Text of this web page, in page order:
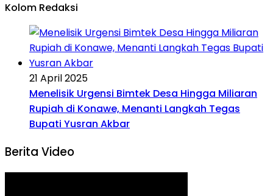
Kolom Redaksi
21 April 2025
Menelisik Urgensi Bimtek Desa Hingga Miliaran
Rupiah di Konawe, Menanti Langkah Tegas
Bupati Yusran Akbar
Berita Video